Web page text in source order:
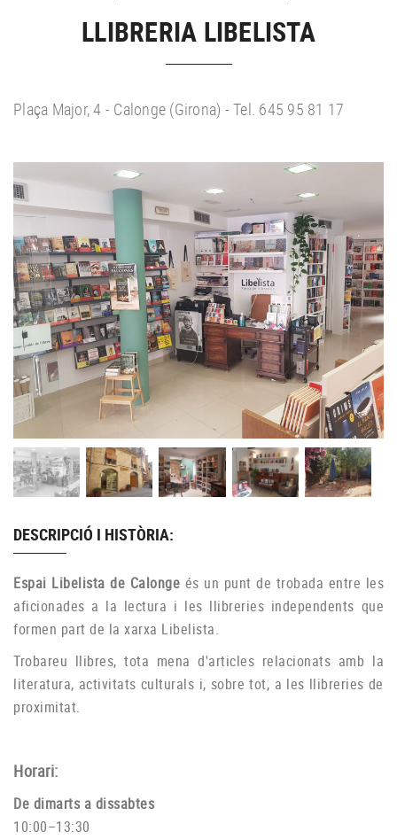
LLIBRERIA LIBELISTA
Plaça Major, 4 - Calonge (Girona) - Tel. 645 95 81 17
DESCRIPCIÓ I HISTÒRIA:
Espai Libelista de Calonge és un punt de trobada entre les
aficionades a la lectura i les llibreries independents que
formen part de la xarxa Libelista.
Trobareu llibres, tota mena d'articles relacionats amb la
literatura, activitats culturals i, sobre tot, a les llibreries de
proximitat.
Horari:
De dimarts a dissabtes
10:00–13:30